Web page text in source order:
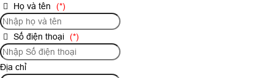
Họ và tên (*)
Số điện thoại (*)
Địa chỉ